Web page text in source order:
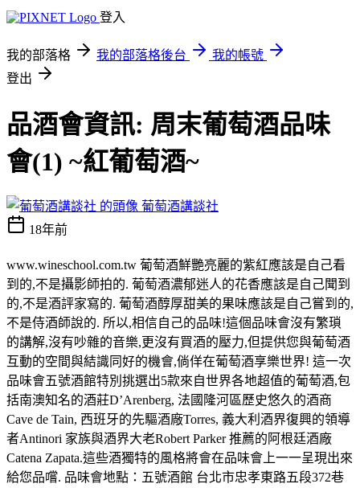
登入
我的部落格 我的部落格後台
我的帳號
登出
品酒會資訊: 周末葡萄酒品味
會(1) ~紅葡萄酒~
葡萄酒講談社
18年前
www.wineschool.com.tw 葡萄酒鮮艷亮麗的紫紅應該是自己看
到的,不是攝影師拍的. 葡萄酒濃郁迷人的花香應該是自己聞到
的,不是酒評家寫的. 葡萄酒醇厚甜美的果味應該是自己嘗到的,
不是侍酒師說的. 所以,相信自己的品味!這個品味會沒有繁瑣
的講解,沒有吵雜的音樂,更沒有買酒的壓力,但提供您與葡萄酒
互動的空間與結識同好的機會,倘佯在葡萄酒享樂世界! 這一次
品味會五號酒館特別挑選出5款來自世界各地超值的葡萄酒,包
括南澳知名的酒莊D’Arenberg, 法國隆河區歷史悠久的酒商
Cave de Tain, 西班牙的先驅酒廠Torres, 義大利酒界復興的領導
者Antinori 家族與酒界大老Robert Parker 推薦的阿根廷酒廠
Catena Zapata.這些酒獨特的風格將會在品味會上一一呈現出來
給您品嚐. 品味會地點：五號酒館 台北市忠孝東路五段372巷